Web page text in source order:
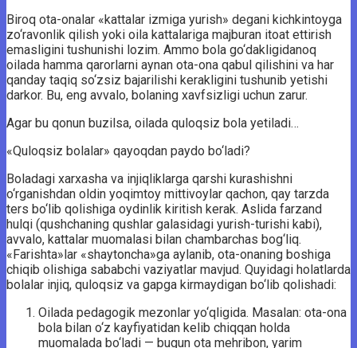
Biroq ota-onalar «kattalar izmiga yurish» degani kichkintoyga
zo‘ravonlik qilish yoki oila kattalariga majburan itoat ettirish
emasligini tushunishi lozim. Ammo bola go‘dakligidanoq
oilada hamma qarorlarni aynan ota-ona qabul qilishini va har
qanday taqiq so‘zsiz bajarilishi kerakligini tushunib yetishi
darkor. Bu, eng avvalo, bolaning xavfsizligi uchun zarur.
Agar bu qonun buzilsa, oilada quloqsiz bola yetiladi…
«Quloqsiz bolalar» qayoqdan paydo bo‘ladi?
Boladagi xarxasha va injiqliklarga qarshi kurashishni
o‘rganishdan oldin yoqimtoy mittivoylar qachon, qay tarzda
ters bo‘lib qolishiga oydinlik kiritish kerak. Aslida farzand
hulqi (qushchaning qushlar galasidagi yurish-turishi kabi),
avvalo, kattalar muomalasi bilan chambarchas bog‘liq.
«Farishta»lar «shaytoncha»ga aylanib, ota-onaning boshiga
chiqib olishiga sababchi vaziyatlar mavjud. Quyidagi holatlarda
bolalar injiq, quloqsiz va gapga kirmaydigan bo‘lib qolishadi:
Oilada pedagogik mezonlar yo‘qligida. Masalan: ota-ona
bola bilan o‘z kayfiyatidan kelib chiqqan holda
muomalada bo‘ladi — bugun ota mehribon, yarim